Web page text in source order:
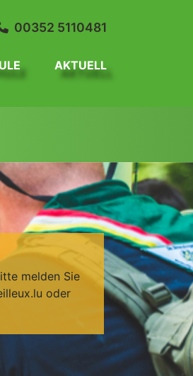
00352 5110481
AKTUELL
melden Sie
oder